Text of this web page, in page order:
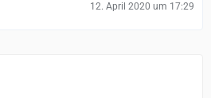
12. April 2020 um 17:29